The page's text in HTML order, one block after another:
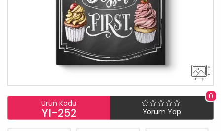
Ürün Kodu
YI-252
0
Yorum Yap